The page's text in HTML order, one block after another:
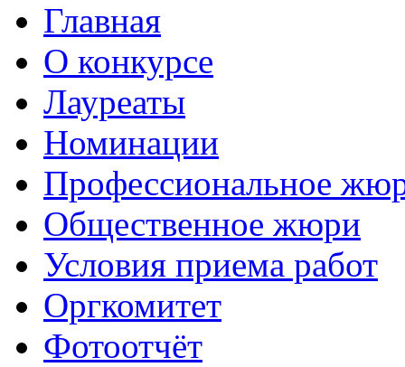
Главная
О конкурсе
Лауреаты
Номинации
Профессиональное
Общественное жюри
Условия приема работ
Оргкомитет
Фотоотчёт